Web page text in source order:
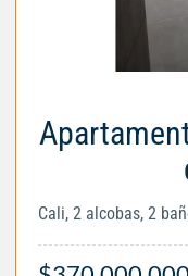
Cali, 2 alcobas, 2